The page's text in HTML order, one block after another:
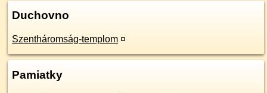
Duchovno
Szentháromság-templom ¤
Pamiatky